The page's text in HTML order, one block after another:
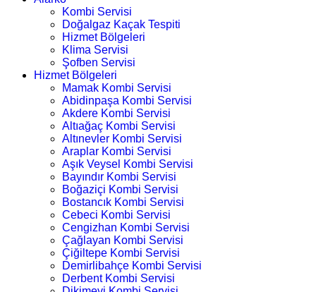
Kombi Servisi
Doğalgaz Kaçak Tespiti
Hizmet Bölgeleri
Klima Servisi
Şofben Servisi
Hizmet Bölgeleri
Mamak Kombi Servisi
Abidinpaşa Kombi Servisi
Akdere Kombi Servisi
Altıağaç Kombi Servisi
Altınevler Kombi Servisi
Araplar Kombi Servisi
Aşık Veysel Kombi Servisi
Bayındır Kombi Servisi
Boğaziçi Kombi Servisi
Bostancık Kombi Servisi
Cebeci Kombi Servisi
Cengizhan Kombi Servisi
Çağlayan Kombi Servisi
Çiğiltepe Kombi Servisi
Demirlibahçe Kombi Servisi
Derbent Kombi Servisi